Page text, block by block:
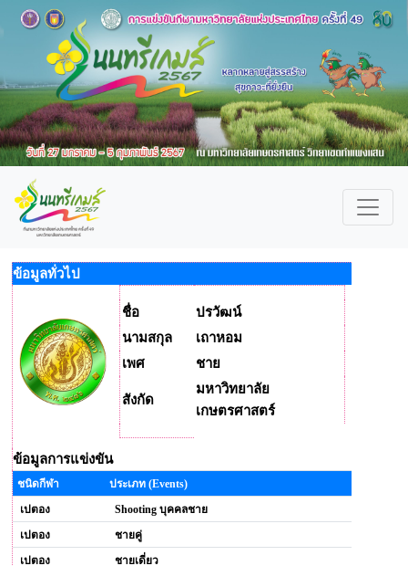
ข้อมูลทั่วไป
ชื่อ
ปรวัฒน์
นามสกุล
เถาหอม
เพศ
ชาย
สังกัด
มหาวิทยาลัย
เกษตรศาสตร์
ข้อมูลการแข่งขัน
ชนิดกีฬา
ประเภท (Events)
เปตอง
Shooting บุคคลชาย
เปตอง
ชายคู่
เปตอง
ชายเดี่ยว